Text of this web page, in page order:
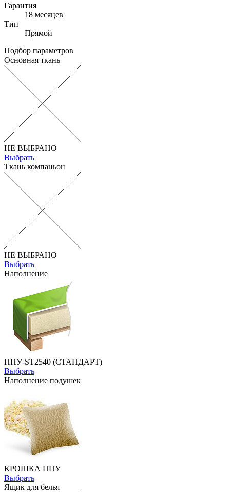
Гарантия
18 месяцев
Тип
Прямой
Подбор параметров
Основная ткань
НЕ ВЫБРАНО
Выбрать
Ткань компаньон
НЕ ВЫБРАНО
Выбрать
Наполнение
ППУ-ST2540 (СТАНДАРТ)
Выбрать
Наполнение подушек
КРОШКА ППУ
Выбрать
Ящик для белья